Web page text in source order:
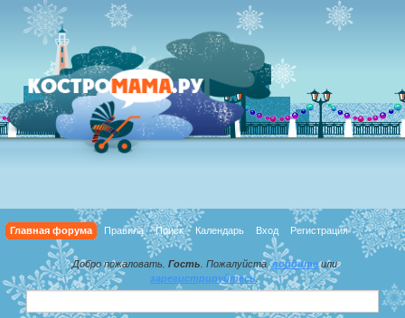
Главная форума Правила Поиск Календарь Вход Регистрация
Добро пожаловать, Гость . Пожалуйста,войдитеили
зарегистрируйтесь.